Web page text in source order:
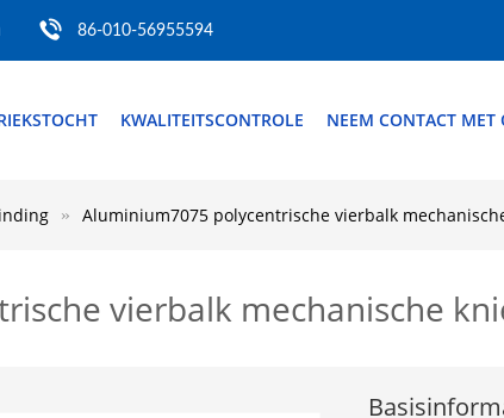
86-010-56955594
KWALITEITSCONTROLE NEEM CONTACT MET
Aluminium7075 polycentrische vierbalk
vierbalk mechanische